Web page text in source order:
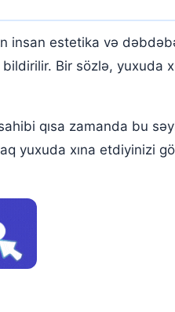
insan estetika və
Bir sözlə, yuxuda
qısa zamanda bu
yuxuda xına etdiyinizi